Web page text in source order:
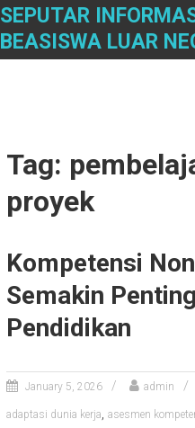
Skip
content
SEPUTAR
BEASISWA LUAR
Tag:
proyek
Kompetensi
Semakin
Pendidikan
January 5, 2026 admin
adaptasi dunia kerja, asesmen